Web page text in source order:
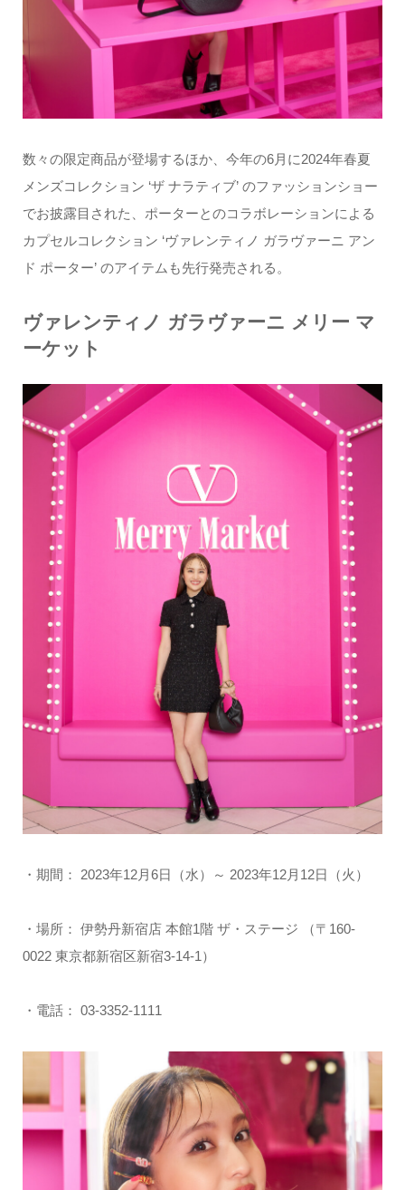
数々の限定商品が登場するほか、今年の6月に2024年春夏
メンズコレクション ‘ザ ナラティブ’ のファッションショー
でお披露目された、ポーターとのコラボレーションによる
カプセルコレクション ‘ヴァレンティノ ガラヴァーニ アン
ド ポーター’ のアイテムも先行発売される。
ヴァレンティノ ガラヴァーニ メリー マ
ーケット
・期間： 2023年12月6日（水）～ 2023年12月12日（火）
・場所： 伊勢丹新宿店 本館1階 ザ・ステージ （〒160-
0022 東京都新宿区新宿3-14-1）
・電話： 03-3352-1111